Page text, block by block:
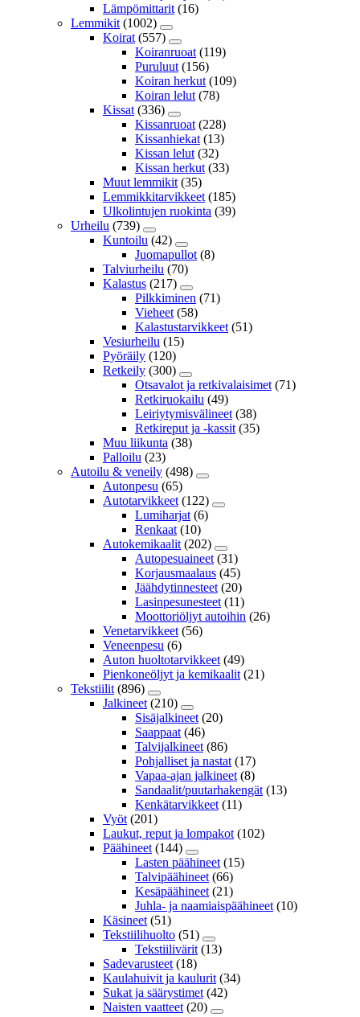
Lämpömittarit (16)
Lemmikit (1002)
Koirat (557)
Koiranruoat (119)
Puruluut (156)
Koiran herkut (109)
Koiran lelut (78)
Kissat (336)
Kissanruoat (228)
Kissanhiekat (13)
Kissan lelut (32)
Kissan herkut (33)
Muut lemmikit (35)
Lemmikkitarvikkeet (185)
Ulkolintujen ruokinta (39)
Urheilu (739)
Kuntoilu (42)
Juomapullot (8)
Talviurheilu (70)
Kalastus (217)
Pilkkiminen (71)
Vieheet (58)
Kalastustarvikkeet (51)
Vesiurheilu (15)
Pyöräily (120)
Retkeily (300)
Otsavalot ja retkivalaisimet (71)
Retkiruokailu (49)
Leiriytymisvälineet (38)
Retkireput ja -kassit (35)
Muu liikunta (38)
Palloilu (23)
Autoilu & veneily (498)
Autonpesu (65)
Autotarvikkeet (122)
Lumiharjat (6)
Renkaat (10)
Autokemikaalit (202)
Autopesuaineet (31)
Korjausmaalaus (45)
Jäähdytinnesteet (20)
Lasinpesunesteet (11)
Moottoriöljyt autoihin (26)
Venetarvikkeet (56)
Veneenpesu (6)
Auton huoltotarvikkeet (49)
Pienkoneöljyt ja kemikaalit (21)
Tekstiilit (896)
Jalkineet (210)
Sisäjalkineet (20)
Saappaat (46)
Talvijalkineet (86)
Pohjalliset ja nastat (17)
Vapaa-ajan jalkineet (8)
Sandaalit/puutarhakengät (13)
Kenkätarvikkeet (11)
Vyöt (201)
Laukut, reput ja lompakot (102)
Päähineet (144)
Lasten päähineet (15)
Talvipäähineet (66)
Kesäpäähineet (21)
Juhla- ja naamiaispäähineet (10)
Käsineet (51)
Tekstiilihuolto (51)
Tekstiilivärit (13)
Sadevarusteet (18)
Kaulahuivit ja kaulurit (34)
Sukat ja säärystimet (42)
Naisten vaatteet (20)